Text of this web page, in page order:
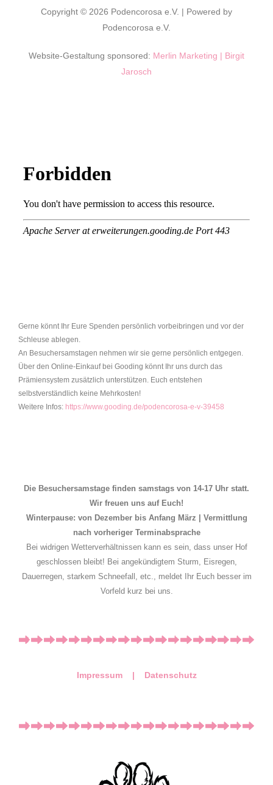
Copyright © 2026 Podencorosa e.V. | Powered by
Podencorosa e.V.
Website-Gestaltung sponsored: Merlin Marketing | Birgit
Jarosch
Gerne könnt Ihr Eure Spenden persönlich vorbeibringen und vor der
Schleuse ablegen.
An Besuchersamstagen nehmen wir sie gerne persönlich entgegen.
Über den Online-Einkauf bei Gooding könnt Ihr uns durch das
Prämiensystem zusätzlich unterstützen. Euch entstehen
selbstverständlich keine Mehrkosten!
Weitere Infos: https://www.gooding.de/podencorosa-e-v-39458
Die Besuchersamstage finden samstags von 14-17 Uhr statt.
Wir freuen uns auf Euch!
Winterpause: von Dezember bis Anfang März | Vermittlung
nach vorheriger Terminabsprache
Bei widrigen Wetterverhältnissen kann es sein, dass unser Hof
geschlossen bleibt! Bei angekündigtem Sturm, Eisregen,
Dauerregen, starkem Schneefall, etc., meldet Ihr Euch besser im
Vorfeld kurz bei uns.
Impressum | Datenschutz